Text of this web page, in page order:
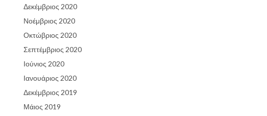
Δεκέμβριος 2020
Νοέμβριος 2020
Οκτώβριος 2020
Σεπτέμβριος 2020
Ιούνιος 2020
Ιανουάριος 2020
Δεκέμβριος 2019
Μάιος 2019